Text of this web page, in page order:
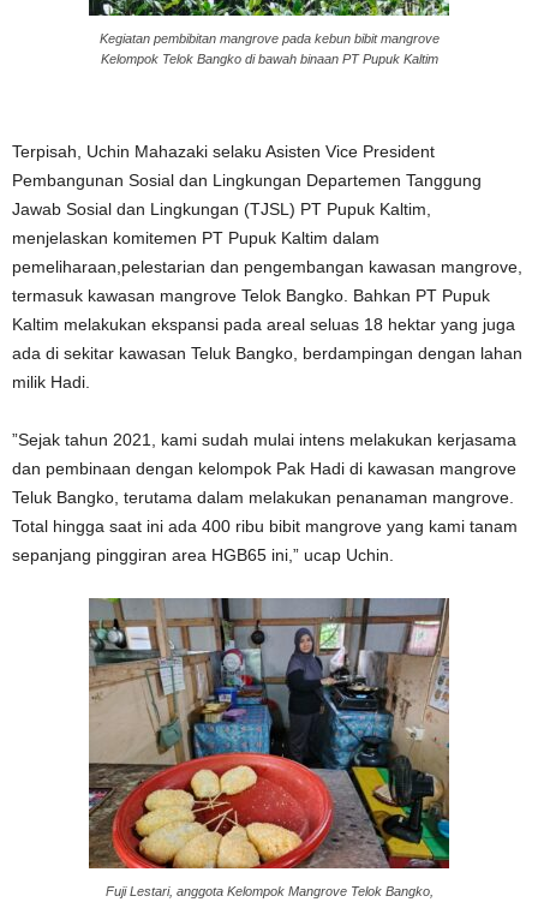
Kegiatan pembibitan mangrove pada kebun bibit mangrove
Kelompok Telok Bangko di bawah binaan PT Pupuk Kaltim
Terpisah, Uchin Mahazaki selaku Asisten Vice President
Pembangunan Sosial dan Lingkungan Departemen Tanggung
Jawab Sosial dan Lingkungan (TJSL) PT Pupuk Kaltim,
menjelaskan komitemen PT Pupuk Kaltim dalam
pemeliharaan,pelestarian dan pengembangan kawasan mangrove,
termasuk kawasan mangrove Telok Bangko. Bahkan PT Pupuk
Kaltim melakukan ekspansi pada areal seluas 18 hektar yang juga
ada di sekitar kawasan Teluk Bangko, berdampingan dengan lahan
milik Hadi.
”Sejak tahun 2021, kami sudah mulai intens melakukan kerjasama
dan pembinaan dengan kelompok Pak Hadi di kawasan mangrove
Teluk Bangko, terutama dalam melakukan penanaman mangrove.
Total hingga saat ini ada 400 ribu bibit mangrove yang kami tanam
sepanjang pinggiran area HGB65 ini,” ucap Uchin.
Fuji Lestari, anggota Kelompok Mangrove Telok Bangko,